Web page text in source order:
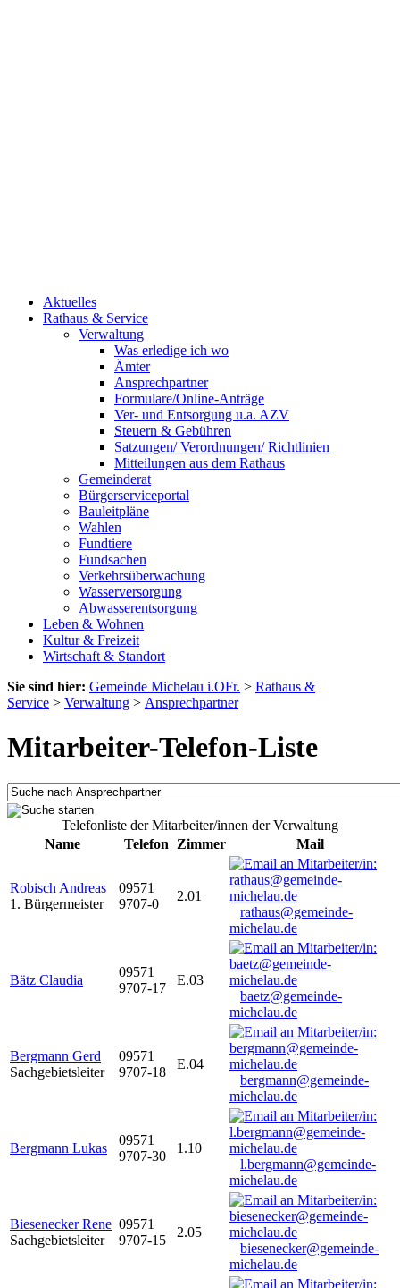
Aktuelles
Rathaus & Service
Verwaltung
Was erledige ich wo
Ämter
Ansprechpartner
Formulare/Online-Anträge
Ver- und Entsorgung u.a. AZV
Steuern & Gebühren
Satzungen/ Verordnungen/ Richtlinien
Mitteilungen aus dem Rathaus
Gemeinderat
Bürgerserviceportal
Bauleitpläne
Wahlen
Fundtiere
Fundsachen
Verkehrsüberwachung
Wasserversorgung
Abwasserentsorgung
Leben & Wohnen
Kultur & Freizeit
Wirtschaft & Standort
Sie sind hier: Gemeinde Michelau i.OFr. > Rathaus &
Service > Verwaltung > Ansprechpartner
Mitarbeiter-Telefon-Liste
Telefonliste der Mitarbeiter/innen der Verwaltung
Name
Telefon Zimmer Mail
Robisch Andreas
1. Bürgermeister
09571
9707-0
2.01
rathaus@gemeinde-
michelau.de
Bätz Claudia
09571
9707-17
E.03
baetz@gemeinde-
michelau.de
Bergmann Gerd
Sachgebietsleiter
09571
9707-18
E.04
bergmann@gemeinde-
michelau.de
Bergmann Lukas
09571
9707-30
1.10
l.bergmann@gemeinde-
michelau.de
Biesenecker Rene
Sachgebietsleiter
09571
9707-15
2.05
biesenecker@gemeinde-
michelau.de